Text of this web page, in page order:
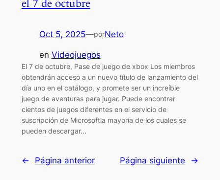
el 7 de octubre
Oct 5, 2025—porNeto
en Videojuegos
El 7 de octubre, Pase de juego de xbox Los miembros
obtendrán acceso a un nuevo título de lanzamiento del
día uno en el catálogo, y promete ser un increíble
juego de aventuras para jugar. Puede encontrar
cientos de juegos diferentes en el servicio de
suscripción de Microsoftla mayoría de los cuales se
pueden descargar…
← Página anterior Página siguiente →